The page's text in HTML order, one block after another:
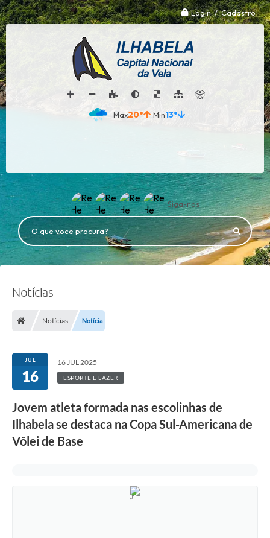
Login / Cadastro
20° 13°
Siga-nos
O que voce procura?
Notícias
Notícias Notícia
JUL
16
16 JUL 2025
ESPORTE E LAZER
Jovem atleta formada nas escolinhas de
Ilhabela se destaca na Copa Sul-Americana de
Vôlei de Base